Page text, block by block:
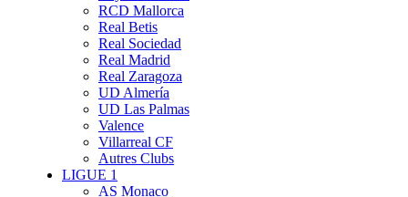
RCD Mallorca
Real Betis
Real Sociedad
Real Madrid
Real Zaragoza
UD Almería
UD Las Palmas
Valence
Villarreal CF
Autres Clubs
LIGUE 1
AS Monaco